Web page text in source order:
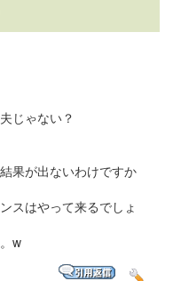
じゃない？
果が出ないわけですか
スはやって来るでしょ
w